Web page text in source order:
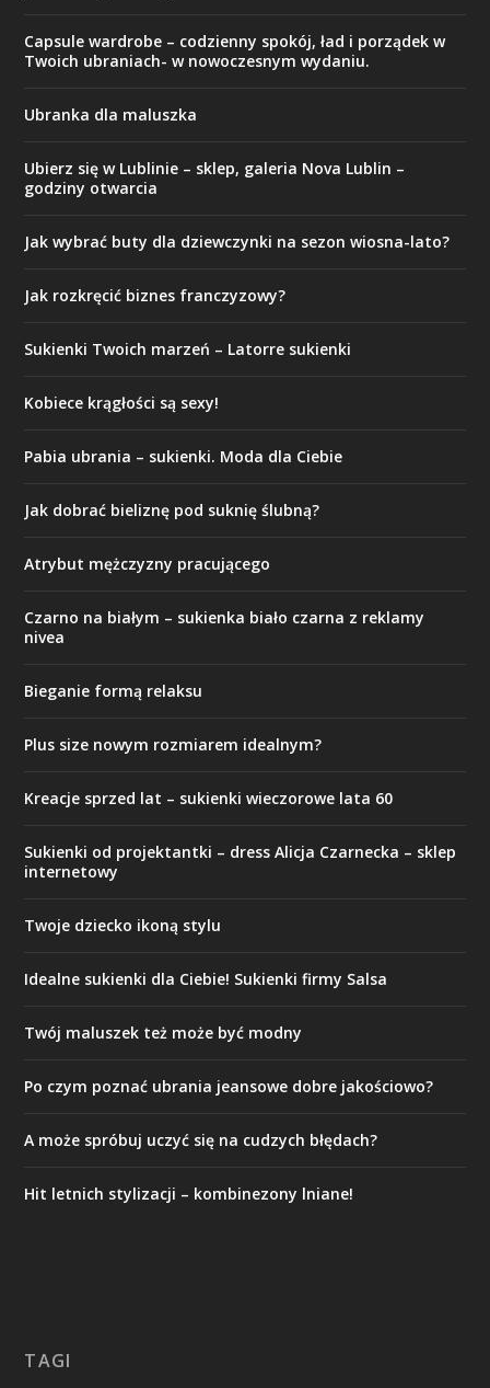
Capsule wardrobe – codzienny spokój, ład i porządek w
Twoich ubraniach- w nowoczesnym wydaniu.
Ubranka dla maluszka
Ubierz się w Lublinie – sklep, galeria Nova Lublin –
godziny otwarcia
Jak wybrać buty dla dziewczynki na sezon wiosna-lato?
Jak rozkręcić biznes franczyzowy?
Sukienki Twoich marzeń – Latorre sukienki
Kobiece krągłości są sexy!
Pabia ubrania – sukienki. Moda dla Ciebie
Jak dobrać bieliznę pod suknię ślubną?
Atrybut mężczyzny pracującego
Czarno na białym – sukienka biało czarna z reklamy
nivea
Bieganie formą relaksu
Plus size nowym rozmiarem idealnym?
Kreacje sprzed lat – sukienki wieczorowe lata 60
Sukienki od projektantki – dress Alicja Czarnecka – sklep
internetowy
Twoje dziecko ikoną stylu
Idealne sukienki dla Ciebie! Sukienki firmy Salsa
Twój maluszek też może być modny
Po czym poznać ubrania jeansowe dobre jakościowo?
A może spróbuj uczyć się na cudzych błędach?
Hit letnich stylizacji – kombinezony lniane!
TAGI